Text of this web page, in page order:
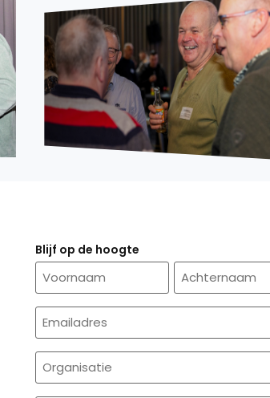
Blijf op de hoogte
Naam
E-
mailadres
(Required)
Organisatie